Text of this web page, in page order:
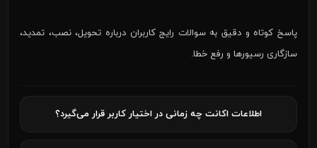
پاسخ کوتاه و دقیق به سوالات رایج کاربران درباره تحویل، نصب، تمدید،
سازگاری رسیورها و رفع خطا.
اطلاعات اکانت چه زمانی در اختیار کاربر قرار می‌گیرد؟